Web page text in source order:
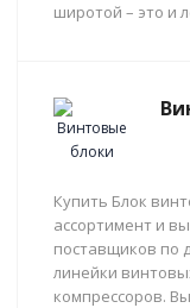
широтой – это и
Купить Блок
ассортимент и
поставщиков по
линейки
компрессоров.